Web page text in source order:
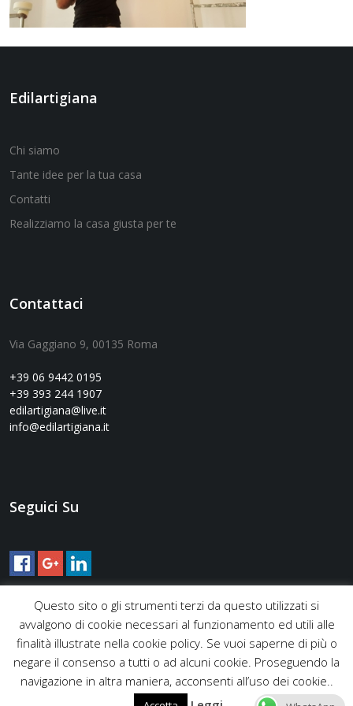
Edilartigiana
Chi siamo
Tante idee per la tua casa
Contatti
Realizziamo la casa giusta per te
Contattaci
Via Gaggiano 9, 00135 Roma
+39 06 9442 0195
+39 393 244 1907
edilartigiana@live.it
info@edilartigiana.it
Seguici Su
Questo sito o gli strumenti terzi da questo utilizzati si
avvalgono di cookie necessari al funzionamento ed utili alle
finalità illustrate nella cookie policy. Se vuoi saperne di più o
negare il consenso a tutti o ad alcuni cookie. Proseguendo la
navigazione in altra maniera, acconsenti all’uso dei cookie..